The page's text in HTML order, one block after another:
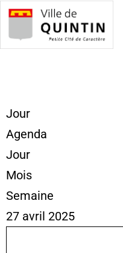
Jour
Agenda
Jour
Mois
Semaine
27 avril 2025